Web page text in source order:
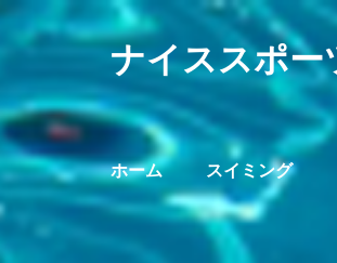
ナイススポー
メ
イ
ン
メ
ホーム スイミング